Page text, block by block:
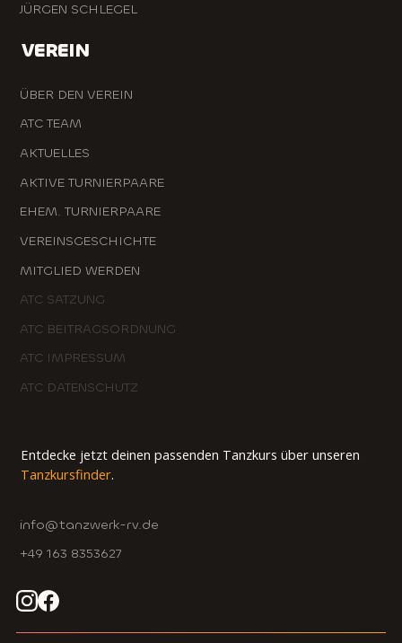
JÜRGEN SCHLEGEL
VEREIN
ÜBER DEN VEREIN
ATC TEAM
AKTUELLES
AKTIVE TURNIERPAARE
EHEM. TURNIERPAARE
VEREINSGESCHICHTE
MITGLIED WERDEN
ATC SATZUNG
ATC BEITRAGSORDNUNG
ATC IMPRESSUM
ATC DATENSCHUTZ
Entdecke jetzt deinen passenden Tanzkurs über unseren
Tanzkursfinder.
info@tanzwerk-rv.de
+49 163 8353627